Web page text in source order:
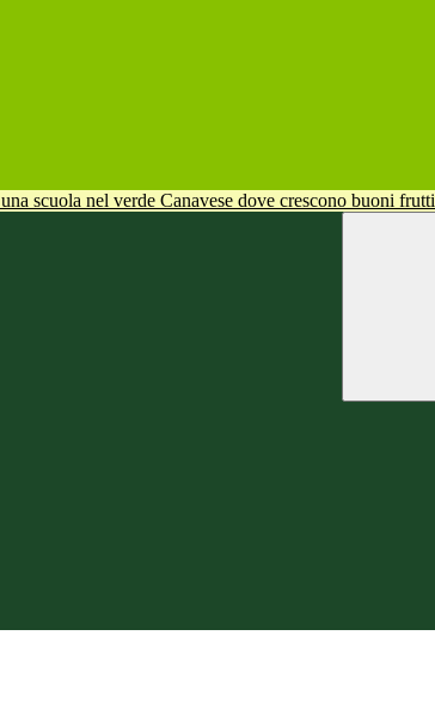
una scuola nel verde Canavese dove crescono buoni frutti